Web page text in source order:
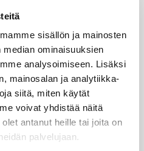
sisällön ja mainosten
ominaisuuksien
analysoimiseen. Lisäksi
mainosalan ja analytiikka-
siitä, miten käytät
voivat yhdistää näitä
antanut heille tai joita on
palvelujaan.